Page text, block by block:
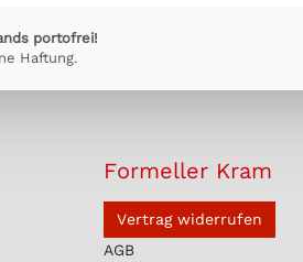
portofrei!
Haftung.
Formeller Kram
Vertrag widerrufen
AGB